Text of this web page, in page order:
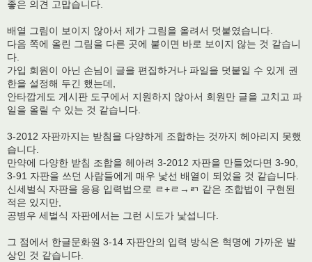
좋은 의견 고맙습니다.
배열 그림이 보이지 않아서 제가 그림을 올려서 덧붙였습니다.
다음 쪽에 올린 그림을 다른 곳에 붙이면 바로 보이지 않는 것 같습니
다.
가입 회원이 아닌 손님이 글을 편집하거나 파일을 덧붙일 수 있게 권
한을 설정해 두긴 했는데,
안타깝게도 게시판 도구에서 지원하지 않아서 회원만 글을 고치고 파
일을 올릴 수 있는 것 같습니다.
3-2012 자판까지는 받침을 다양하게 조합하는 것까지 헤아리지 못했
습니다.
만약에 다양한 받침 조합을 헤아려 3-2012 자판을 만들었다면 3-90,
3-91 자판을 쓰던 사람들에게 매우 낯선 배열이 되었을 것 같습니다.
신세벌식 자판을 응용 입력법으로 ㄹ+ㄹ→ㄺ 같은 조합법이 구현된
적은 있지만,
공병우 세벌식 자판에서는 그런 시도가 낯섭니다.
그 점에서 한글문화원 3-14 자판안의 입력 방식은 혁명에 가까운 발
상인 것 같습니다.